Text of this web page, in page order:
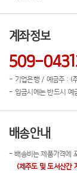
계좌정보
509-
- 기업은행 / 예금주 : (
- 입금시에는 반드시 예
배송안내
- 배송비는 제품가격에
(제주도 및 도서산간